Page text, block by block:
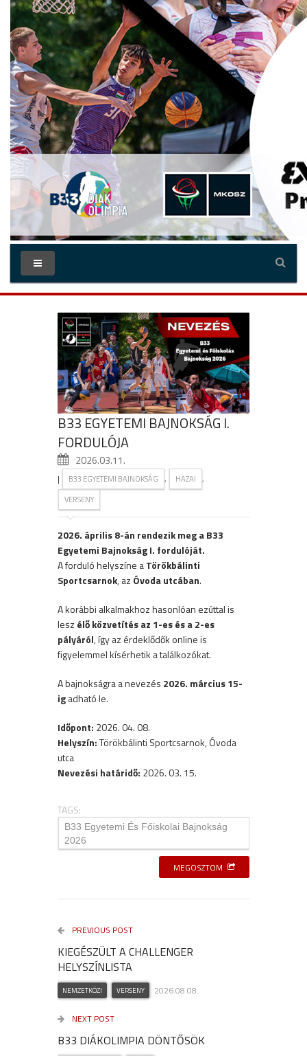
B33 EGYETEMI BAJNOKSÁG I.
FORDULÓJA
2026.03.11.
| B33 EGYETEMI BAJNOKSÁG , HAZAI ,
VERSENY
2026. április 8-án rendezik meg a B33
Egyetemi Bajnokság I. fordulóját.
A forduló helyszíne aTörökbálinti
Sportcsarnok, az Óvoda utcában.
A korábbi alkalmakhoz hasonlóan ezúttal is
lesz élő közvetítés az 1-es és a 2-es
pályáról, így az érdeklődők online is
figyelemmel kísérhetik a találkozókat.
A bajnokságra a nevezés 2026. március 15-
igadható le.
Időpont: 2026. 04. 08.
Helyszín:Törökbálinti Sportcsarnok, Óvoda
utca
Nevezési határidő: 2026. 03. 15.
TAGS:
B33 Egyetemi És Főiskolai Bajnokság
2026
MEGOSZTOM
PREVIOUS POST
KIEGÉSZÜLT A CHALLENGER
HELYSZÍNLISTA
NEMZETKÖZI VERSENY 2026.08.08.
NEXT POST
B33 DIÁKOLIMPIA DÖNTŐSÖK